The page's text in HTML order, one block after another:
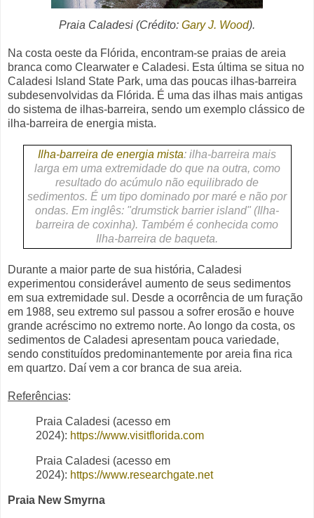
Praia Caladesi (Crédito: Gary J. Wood).
Na costa oeste da Flórida, encontram-se praias de areia
branca como Clearwater e Caladesi. Esta última se situa no
Caladesi Island State Park, uma das poucas ilhas-barreira
subdesenvolvidas da Flórida. É uma das ilhas mais antigas
do sistema de ilhas-barreira, sendo um exemplo clássico de
ilha-barreira de energia mista.
Ilha-barreira de energia mista: ilha-barreira mais
larga em uma extremidade do que na outra, como
resultado do acúmulo não equilibrado de
sedimentos. É um tipo dominado por maré e não por
ondas. Em inglês: "drumstick barrier island" (Ilha-
barreira de coxinha). Também é conhecida como
Ilha-barreira de baqueta.
Durante a maior parte de sua história, Caladesi
experimentou considerável aumento de seus sedimentos
em sua extremidade sul. Desde a ocorrência de um furação
em 1988, seu extremo sul passou a sofrer erosão e houve
grande acréscimo no extremo norte. Ao longo da costa, os
sedimentos de Caladesi apresentam pouca variedade,
sendo constituídos predominantemente por areia fina rica
em quartzo. Daí vem a cor branca de sua areia.
Referências:
Praia Caladesi (acesso em
2024): https://www.visitflorida.com
Praia Caladesi (acesso em
2024): https://www.researchgate.net
Praia New Smyrna